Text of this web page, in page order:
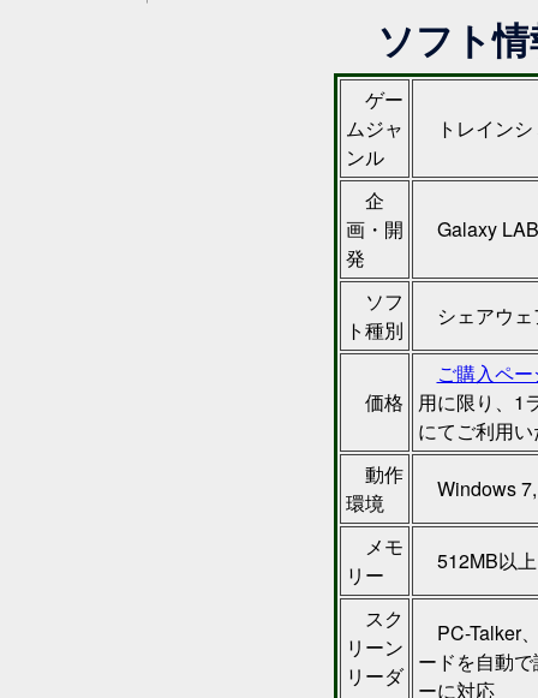
ソフト
ゲー
ムジャ
ンル
トレイン
企
画・開
発
Galaxy
ソフ
ト種別
シェアウェ
価格
ご購入ペ
用に限り、1
にてご利用
動作
環境
Windows
メモ
リー
512MB以
スク
リーン
リーダ
PC-Talker
ードを自動
ーに対応